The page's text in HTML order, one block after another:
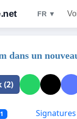
FR ▼
dans un
(2)
1 Signatures